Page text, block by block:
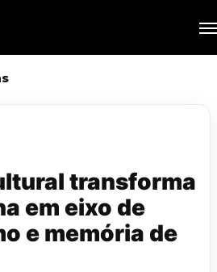
transforma
em eixo de
e memória de